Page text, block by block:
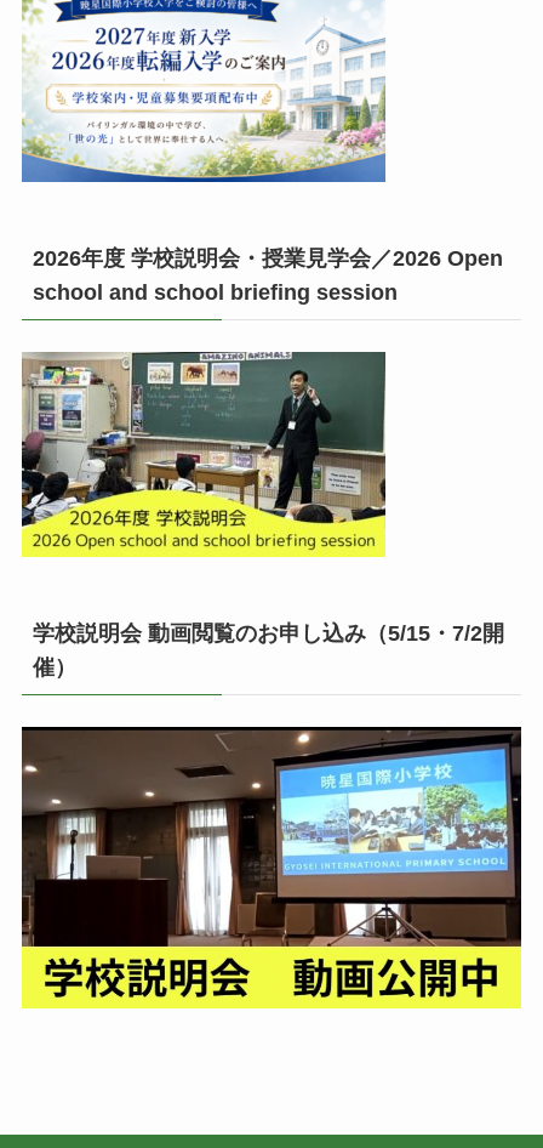
2026年度 学校説明会・授業見学会／2026 Open
school and school briefing session
学校説明会 動画閲覧のお申し込み（5/15・7/2開
催）